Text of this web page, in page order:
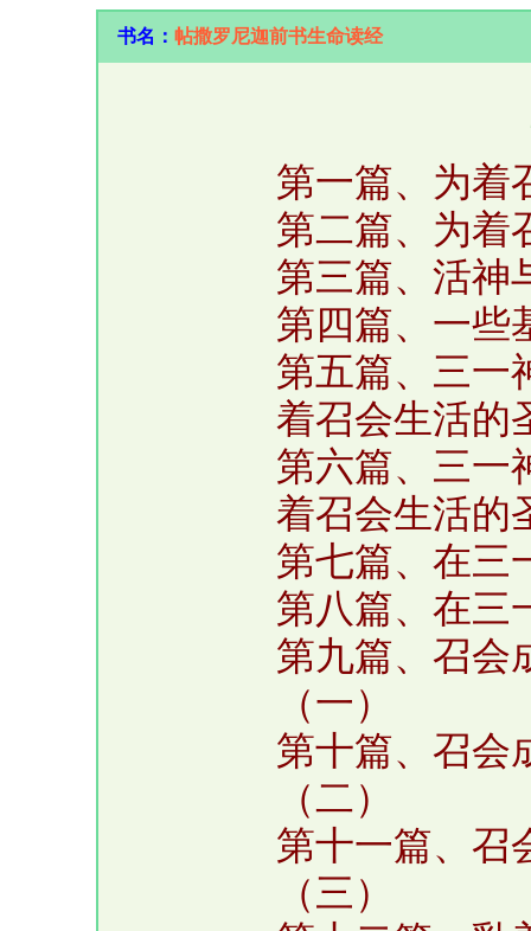
书名： 帖撒罗尼迦前书生命读经
第一篇、为着
第二篇、为着
第三篇、活神
第四篇、一些
第五篇、三一
着召会生活的
第六篇、三一
着召会生活的
第七篇、在三
第八篇、在三
第九篇、召会
（一）
第十篇、召会
（二）
第十一篇、召
（三）